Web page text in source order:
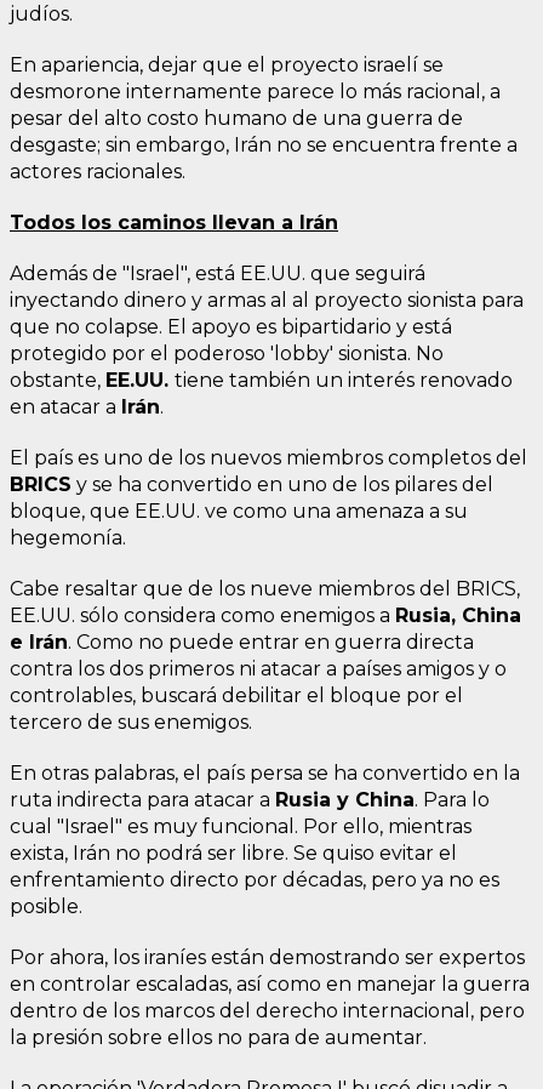
judíos.
En apariencia, dejar que el proyecto israelí se
desmorone internamente parece lo más racional, a
pesar del alto costo humano de una guerra de
desgaste; sin embargo, Irán no se encuentra frente a
actores racionales.
Todos los caminos llevan a Irán
Además de "Israel", está EE.UU. que seguirá
inyectando dinero y armas al al proyecto sionista para
que no colapse. El apoyo es bipartidario y está
protegido por el poderoso 'lobby' sionista. No
obstante, EE.UU. tiene también un interés renovado
en atacar a Irán.
El país es uno de los nuevos miembros completos del
BRICS y se ha convertido en uno de los pilares del
bloque, que EE.UU. ve como una amenaza a su
hegemonía.
Cabe resaltar que de los nueve miembros del BRICS,
EE.UU. sólo considera como enemigos a Rusia, China
e Irán. Como no puede entrar en guerra directa
contra los dos primeros ni atacar a países amigos y o
controlables, buscará debilitar el bloque por el
tercero de sus enemigos.
En otras palabras, el país persa se ha convertido en la
ruta indirecta para atacar a Rusia y China. Para lo
cual "Israel" es muy funcional. Por ello, mientras
exista, Irán no podrá ser libre. Se quiso evitar el
enfrentamiento directo por décadas, pero ya no es
posible.
Por ahora, los iraníes están demostrando ser expertos
en controlar escaladas, así como en manejar la guerra
dentro de los marcos del derecho internacional, pero
la presión sobre ellos no para de aumentar.